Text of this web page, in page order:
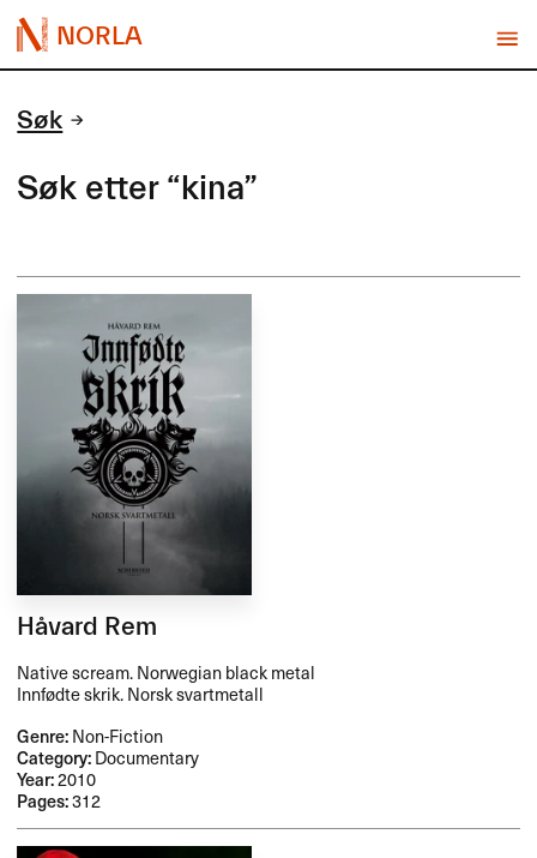
NORLA
Søk
Søk etter “kina”
Håvard Rem
Native scream. Norwegian black metal
Innfødte skrik. Norsk svartmetall
Genre:Non-Fiction
Category:Documentary
Year:2010
Pages:312